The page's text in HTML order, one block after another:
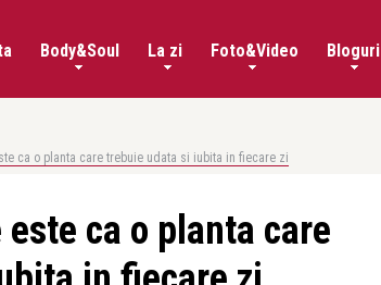
Body&Soul La zi Foto&Video Bloguri
ca o planta care trebuie udata si iubita in fiecare zi
ca o planta care